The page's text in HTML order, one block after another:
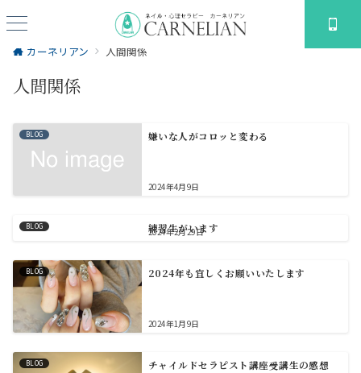
カーネリアン 人間関係
人間関係
BLOG 嫌いな人がコロッと変わる
2024年4月9日
BLOG 練習生がいます
2024年2月29日
BLOG 2024年も宜しくお願いいたします
2024年1月9日
BLOG チャイルドセラピスト講座受講生の感想